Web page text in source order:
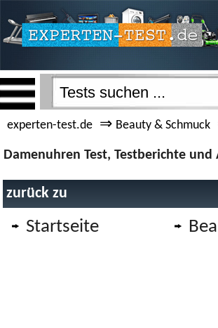
experten-test.de ⇒ Beauty & Schmuck
Damenuhren Test, Testberichte und
zurück zu
Startseite